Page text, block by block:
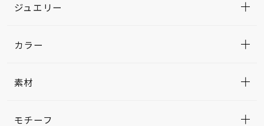
ジュエリー
カラー
素材
モチーフ